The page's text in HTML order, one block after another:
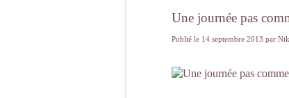
Une journée pas
Publié le 14 septembre 2013 par